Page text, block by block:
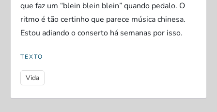
que faz um “blein blein blein” quando pedalo. O
ritmo é tão certinho que parece música chinesa.
Estou adiando o conserto há semanas por isso.
TEXTO
Vida